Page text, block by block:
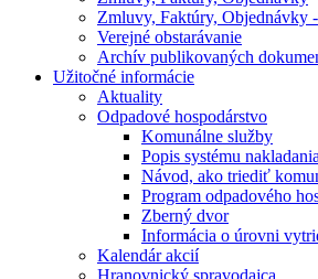
Zmluvy, Faktúry, Objednávky
Verejné obstarávanie
Archív publikovaných
Užitočné informácie
Aktuality
Odpadové hospodárstvo
Komunálne služby
Popis systému
Návod, ako triediť
Program odpadového
Zberný dvor
Informácia o úrovni
Kalendár akcií
Hranovnický spravodajca